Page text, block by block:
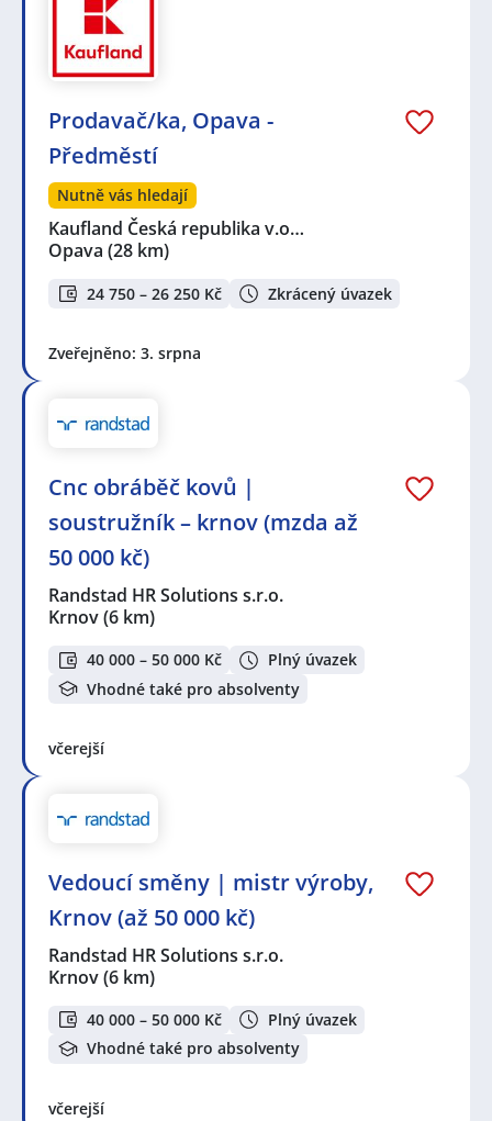
Prodavač/ka, Opava -
Předměstí
Nutně vás hledají
Kaufland Česká republika v.o…
Opava (28 km)
24 750 – 26 250 Kč Zkrácený úvazek
Zveřejněno: 3. srpna
Cnc obráběč kovů |
soustružník – krnov (mzda až
50 000 kč)
Randstad HR Solutions s.r.o.
Krnov(6 km)
40 000 – 50 000 Kč
Plný úvazek
Vhodné také pro absolventy
včerejší
Vedoucí směny | mistr výroby,
Krnov (až 50 000 kč)
Randstad HR Solutions s.r.o.
Krnov(6 km)
40 000 – 50 000 Kč
Plný úvazek
Vhodné také pro absolventy
včerejší